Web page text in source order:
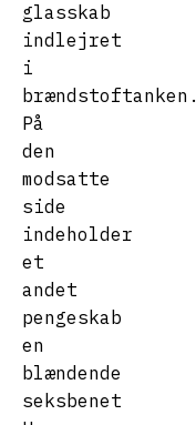
glasskab
indlejret
i
brændstoftanken.
På
den
modsatte
side
indeholder
et
andet
pengeskab
en
blændende
seksbenet